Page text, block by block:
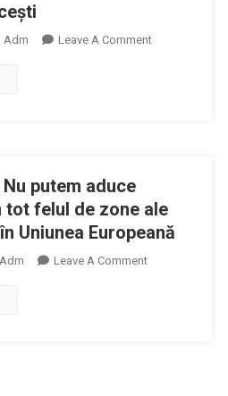
Adm Leave A CommentOn
Persoane
Care
putem aduce
tot felul de zone ale
Uniunea Europeană
Adm Leave A CommentOn